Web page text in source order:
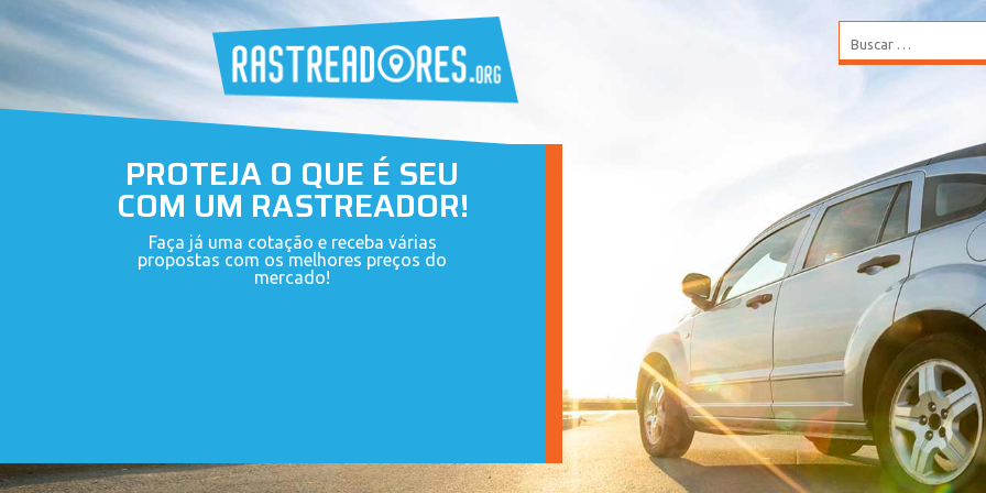
PROTEJA O QUE É SEU
COM UM RASTREADOR!
Faça já uma cotação e receba várias
propostas com os melhores preços do
mercado!